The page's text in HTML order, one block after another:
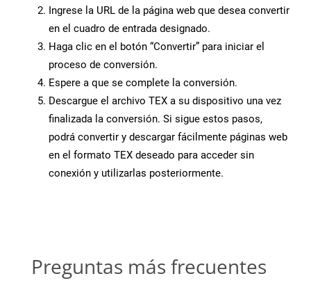
Ingrese la URL de la página web que desea convertir
en el cuadro de entrada designado.
Haga clic en el botón “Convertir” para iniciar el
proceso de conversión.
Espere a que se complete la conversión.
Descargue el archivo TEX a su dispositivo una vez
finalizada la conversión. Si sigue estos pasos,
podrá convertir y descargar fácilmente páginas web
en el formato TEX deseado para acceder sin
conexión y utilizarlas posteriormente.
Preguntas más frecuentes